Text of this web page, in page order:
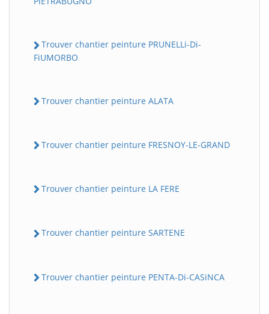
Trouver chantier peinture PRUNELLi-Di-
FiUMORBO
Trouver chantier peinture ALATA
Trouver chantier peinture FRESNOY-LE-GRAND
Trouver chantier peinture LA FERE
Trouver chantier peinture SARTENE
Trouver chantier peinture PENTA-Di-CASiNCA